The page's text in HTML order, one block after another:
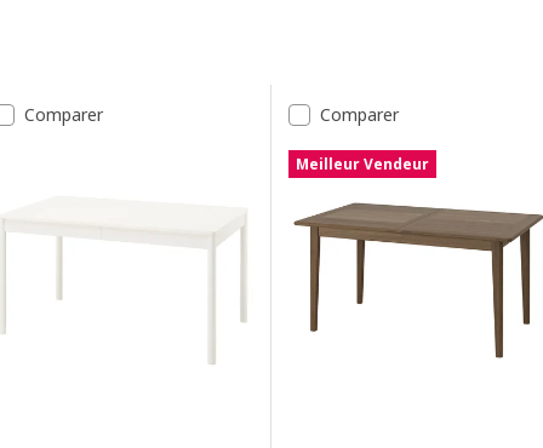
Liste de résultats
Comparer Comparer
Meilleur Vendeur